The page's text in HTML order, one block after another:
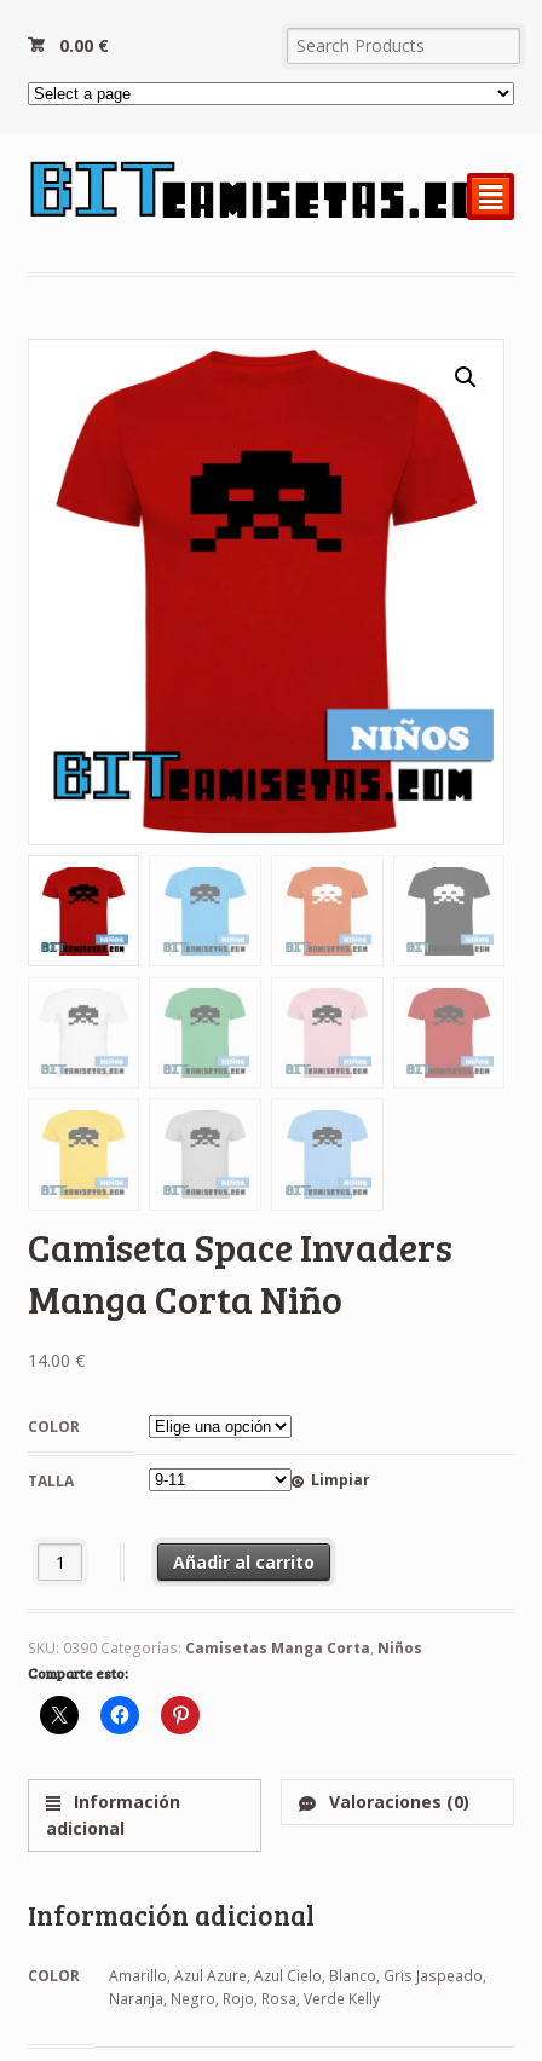
0.00 €
²
Camiseta Space Invaders
Manga Corta Niño
14.00 €
COLOR
TALLA Limpiar
Camiseta Space Invaders Manga Corta Niño cantidad
Añadir al carrito
SKU: 0390 Categorías: Camisetas Manga Corta, Niños
Comparte esto:
Información
adicional
Valoraciones (0)
Información adicional
COLOR
Amarillo, Azul Azure, Azul Cielo, Blanco, Gris Jaspeado,
Naranja, Negro, Rojo, Rosa, Verde Kelly